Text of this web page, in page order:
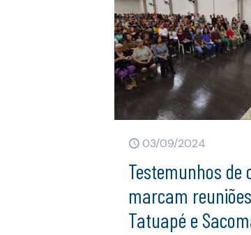
03/09/2024
Testemunhos de
marcam
Tatuapé e